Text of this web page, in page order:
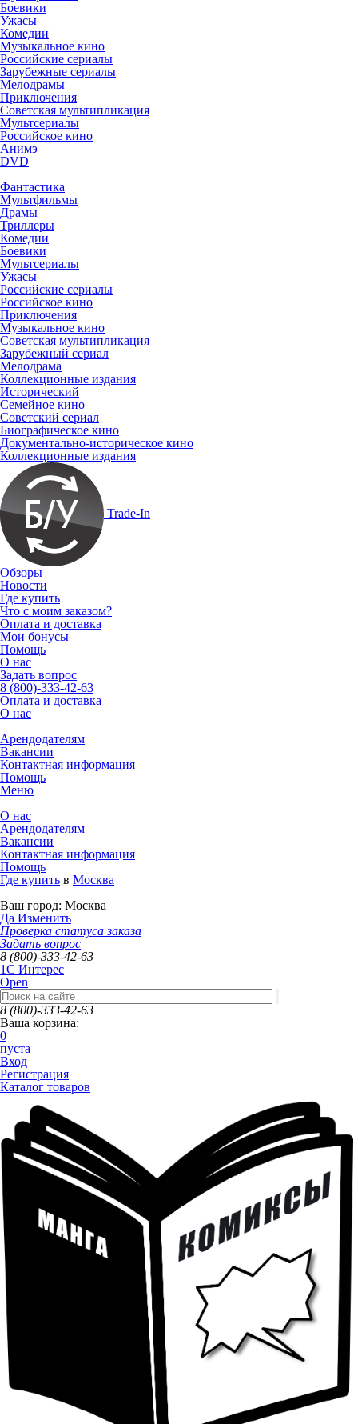
Боевики
Ужасы
Комедии
Музыкальное кино
Российские сериалы
Зарубежные сериалы
Мелодрамы
Приключения
Советская мультипликация
Мультсериалы
Российское кино
Анимэ
DVD
Фантастика
Мультфильмы
Драмы
Триллеры
Комедии
Боевики
Мультсериалы
Ужасы
Российские сериалы
Российское кино
Приключения
Музыкальное кино
Советская мультипликация
Зарубежный сериал
Мелодрама
Коллекционные издания
Исторический
Семейное кино
Советский сериал
Биографическое кино
Документально-историческое кино
Коллекционные издания
Trade-In
Обзоры
Новости
Где купить
Что с моим заказом?
Оплата и доставка
Мои бонусы
Помощь
О нас
Задать вопрос
8 (800)-333-42-63
Оплата и доставка
О нас
Арендодателям
Вакансии
Контактная информация
Помощь
Меню
О нас
Арендодателям
Вакансии
Контактная информация
Помощь
Где купить в Москва
Ваш город: Москва
Да Изменить
Проверка статуса заказа
Задать вопрос
8 (800)-333-42-63
1C Интерес
Open
8 (800)-333-42-63
Ваша корзина:
0
пуста
Вход
Регистрация
Каталог товаров